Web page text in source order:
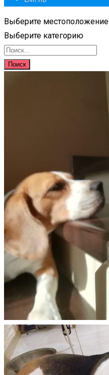
Выберите местоположение
Выберите категорию
Поиск